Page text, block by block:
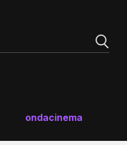
ondacinema